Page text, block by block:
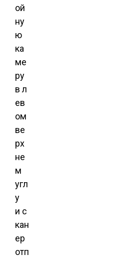
ой
ну
ю
ка
ме
ру
в л
ев
ом
ве
рх
не
м
угл
у
и с
кан
ер
отп